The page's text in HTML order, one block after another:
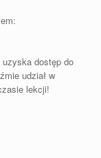
dostęp do
udział w
lekcji!